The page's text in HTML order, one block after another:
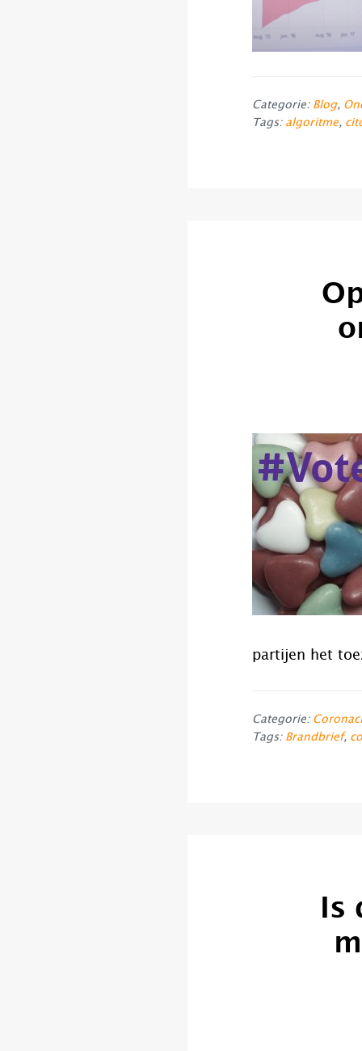
Categorie: Blog,
Tags: algoritme,
partijen het
Categorie:
Tags: Brandbrief,